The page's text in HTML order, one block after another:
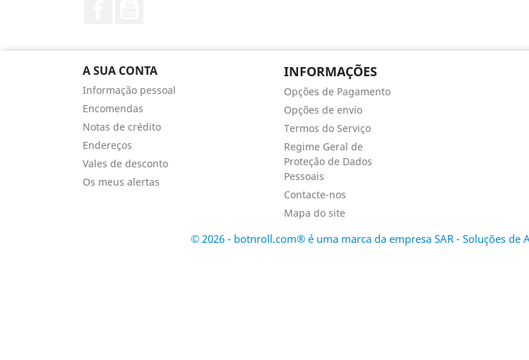
A SUA CONTA
Informação pessoal
Encomendas
Notas de crédito
Endereços
Vales de desconto
Os meus alertas
INFORMAÇÕES
Opções de Pagamento
Opções de envio
Termos do Serviço
Regime Geral de
Proteção de Dados
Pessoais
Contacte-nos
Mapa do site
© 2026 - botnroll.com® é uma marca da empresa SAR - Soluções de